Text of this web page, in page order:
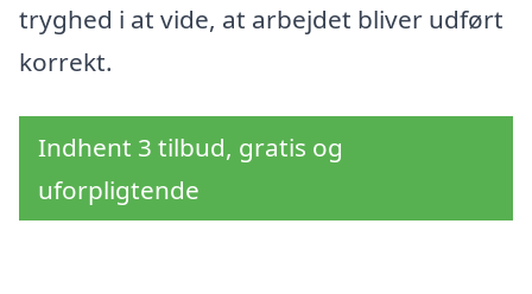
tryghed i at vide, at arbejdet bliver udført
korrekt.
Indhent 3 tilbud, gratis og
uforpligtende